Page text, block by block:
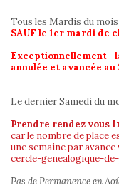
Tous les Mardis du mois
SAUF le 1er mardi de
annulée et avancée
Le dernier Samedi du
Prendre rendez vous
car le nombre de place
une semaine par avance
cercle-genealogique-
Pas de Permanence en